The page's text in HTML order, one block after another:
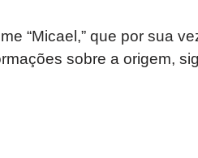
“Micael,” que por sua
sobre a origem,